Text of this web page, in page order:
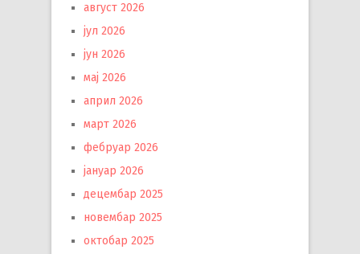
август 2026
јул 2026
јун 2026
мај 2026
април 2026
март 2026
фебруар 2026
јануар 2026
децембар 2025
новембар 2025
октобар 2025